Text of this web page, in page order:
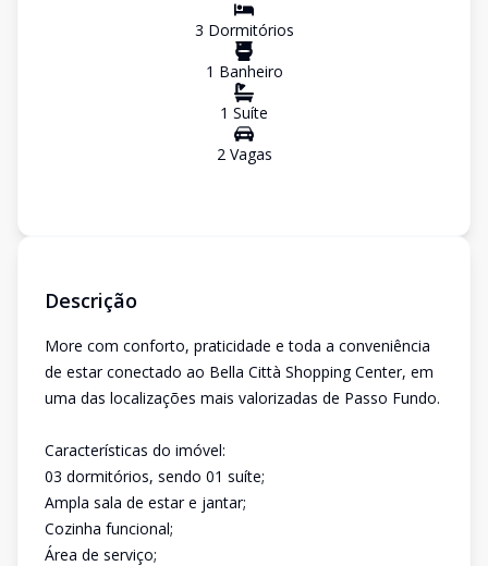
3 Dormitórios
1 Banheiro
1 Suíte
2Vagas
Descrição
More com conforto, praticidade e toda a conveniência
de estar conectado ao Bella Città Shopping Center, em
uma das localizações mais valorizadas de Passo Fundo.
Características do imóvel:
03 dormitórios, sendo 01 suíte;
Ampla sala de estar e jantar;
Cozinha funcional;
Área de serviço;